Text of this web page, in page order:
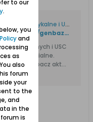
Metryki GenBaza - Księgi metrykalne i USC. Genealogia.
https://metryki.genbaza.pl/genbaza,detail,360911,30
metrykalnych i USC
i parafialne.
Znajdź i zobacz akt
przodka.
to our
.
you
and
as
also
forum
your
to the
and
in the
is